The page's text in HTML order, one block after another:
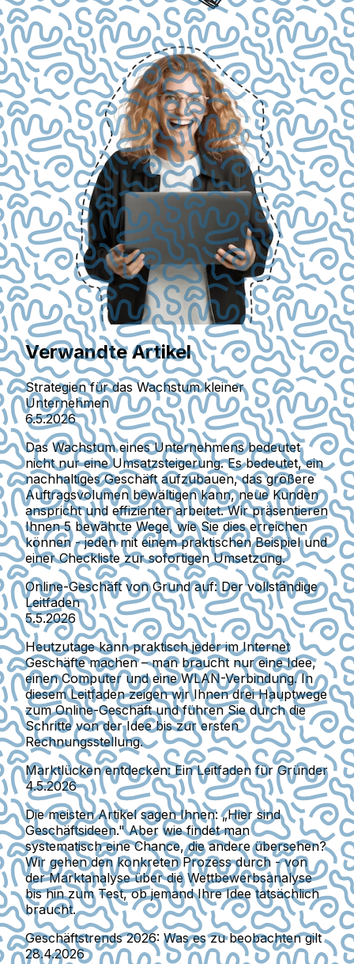
Verwandte Artikel
Strategien für das Wachstum kleiner
Unternehmen
6.5.2026
Das Wachstum eines Unternehmens bedeutet
nicht nur eine Umsatzsteigerung. Es bedeutet, ein
nachhaltiges Geschäft aufzubauen, das größere
Auftragsvolumen bewältigen kann, neue Kunden
anspricht und effizienter arbeitet. Wir präsentieren
Ihnen 5 bewährte Wege, wie Sie dies erreichen
können - jeden mit einem praktischen Beispiel und
einer Checkliste zur sofortigen Umsetzung.
Online-Geschäft von Grund auf: Der vollständige
Leitfaden
5.5.2026
Heutzutage kann praktisch jeder im Internet
Geschäfte machen – man braucht nur eine Idee,
einen Computer und eine WLAN-Verbindung. In
diesem Leitfaden zeigen wir Ihnen drei Hauptwege
zum Online-Geschäft und führen Sie durch die
Schritte von der Idee bis zur ersten
Rechnungsstellung.
Marktlücken entdecken: Ein Leitfaden für Gründer
4.5.2026
Die meisten Artikel sagen Ihnen: „Hier sind
Geschäftsideen." Aber wie findet man
systematisch eine Chance, die andere übersehen?
Wir gehen den konkreten Prozess durch - von
der Marktanalyse über die Wettbewerbsanalyse
bis hin zum Test, ob jemand Ihre Idee tatsächlich
braucht.
Geschäftstrends 2026: Was es zu beobachten gilt
28.4.2026